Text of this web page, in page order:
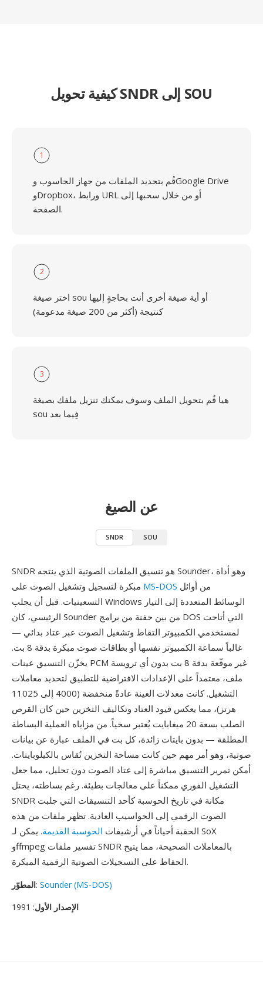
كيفية تحويل SNDR إلى SOU
1
قُم بتحديد الملفات من جهاز الحاسوب وGoogle Drive
وDropbox، ورابط URL أو من خلال سحبها إلى
الصفحة.
2
اختر صيغة sou أو أية صيغة أخرى أنت بحاجةٍ إليها
كنتيجة (أكثر من 200 صيغة مدعومة)
3
هيا قُم بتحويل الملف وسوف يمكنك تنزيل ملفك بصيغة
sou فِيما بعد
عن الصيغ
SNDR SOU
SNDR هو تنسيق الملفات الصوتية الذي ينتجه Sounder، وهو أداة
MS-DOS
التسعينيات. قبل أن يجلب Windows الوسائط المتعددة إلى التيار
الرئيسي، كان Sounder من بين حفنة من برامج DOS التي أتاحت
لمستخدمي الكمبيوتر التقاط وتشغيل الصوت عبر عتاد بدائي —
غالباً سماعة الكمبيوتر نفسها أو بطاقات صوت مبكرة بدقة 8 بت.
يخزّن التنسيق عينات PCM غير موقّعة بدقة 8 بت بدون أي ترويسة
ملف، معتمداً على الإعدادات الافتراضية للتطبيق لتحديد معاملات
التشغيل. كانت معدلات العينة عادةً منخفضة (4000 إلى 11025
هرتز)، مما يعكس قيود العتاد وتكاليف التخزين حين كان القرص
الصلب بسعة 20 ميغابايت يُعتبر سخياً. من مزاياه العملية البساطة
المطلقة — بدون بايتات زائدة، كل بت في الملف عبارة عن بيانات
صوتية، وهو أمر مهم حين كانت مساحة التخزين تُقاس بالكيلوبايتات.
أمكن تمرير التنسيق مباشرة إلى عتاد الصوت دون تحليل، مما جعل
التشغيل الفوري ممكناً على معالجات بطيئة. رغم بساطته، يحتل
SNDR مكانة في تاريخ الحوسبة كأحد التنسيقات التي جلبت
الصوت الرقمي إلى الحواسيب العادية. تظهر ملفات من هذه
الحقبة أحياناً في أرشيفات الحوسبة القديمة. يمكن لـ SoX
وffmpeg تفسير ملفات SNDR بالمعاملات الصحيحة، مما يتيح
الحفاظ على التسجيلات الصوتية الرقمية المبكرة.
المطوّر: Sounder (MS-DOS)
الإصدار الأول: 1991